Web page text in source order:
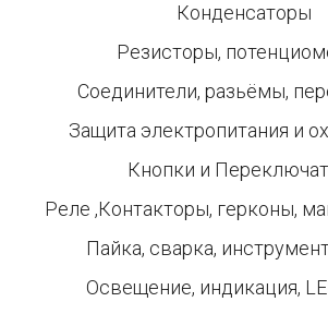
Конденсаторы
Резисторы,
Соединители, разьёмы,
Защита электропитания и
Кнопки и
Реле ,Контакторы, герконы,
Пайка, сварка,
Освещение, индикация,